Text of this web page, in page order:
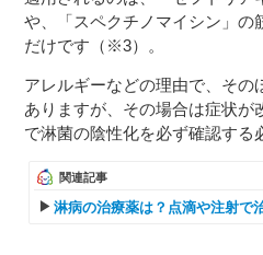
や、「スペクチノマイシン」の
だけです（※3）。
アレルギーなどの理由で、その
ありますが、その場合は症状が
で淋菌の陰性化を必ず確認する
関連記事
淋病の治療薬は？点滴や注射で